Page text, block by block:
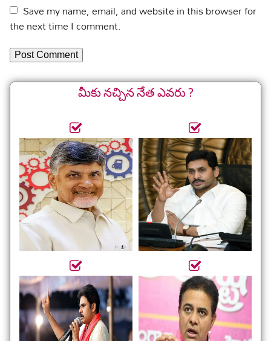
Save my name, email, and website in this browser for
the next time I comment.
మీకు నచ్చిన నేత ఎవరు ?